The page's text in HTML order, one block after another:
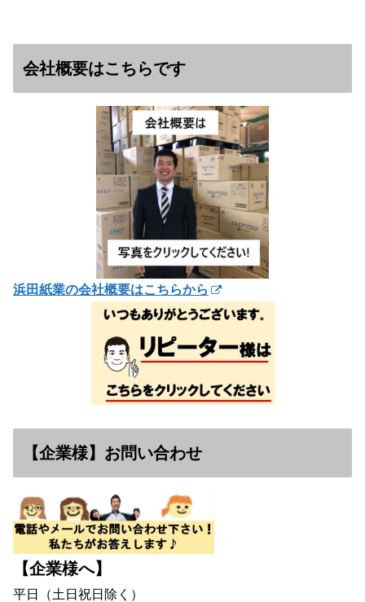
会社概要はこちらです
浜田紙業の会社概要はこちらから
【企業様】お問い合わせ
【企業様へ】
平日（土日祝日除く）